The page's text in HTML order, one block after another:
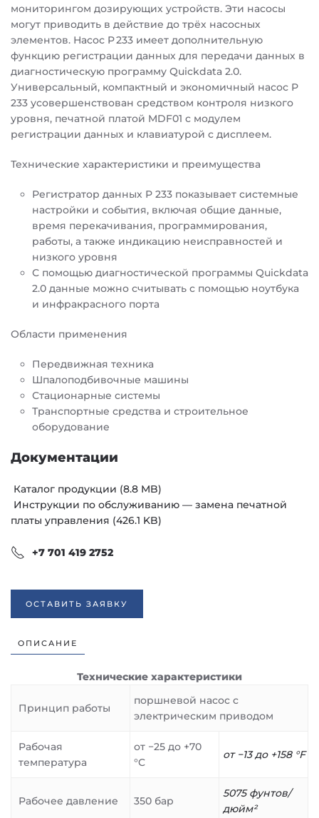
мониторингом дозирующих устройств. Эти насосы
могут приводить в действие до трёх насосных
элементов. Насос P 233 имеет дополнительную
функцию регистрации данных для передачи данных в
диагностическую программу Quickdata 2.0.
Универсальный, компактный и экономичный насос Р
233 усовершенствован средством контроля низкого
уровня, печатной платой MDF01 с модулем
регистрации данных и клавиатурой с дисплеем.
Технические характеристики и преимущества
Регистратор данных Р 233 показывает системные
настройки и события, включая общие данные,
время перекачивания, программирования,
работы, а также индикацию неисправностей и
низкого уровня
С помощью диагностической программы Quickdata
2.0 данные можно считывать с помощью ноутбука
и инфракрасного порта
Области применения
Передвижная техника
Шпалоподбивочные машины
Стационарные системы
Транспортные средства и строительное
оборудование
Документации
Каталог продукции (8.8 MB)
Инструкции по обслуживанию — замена печатной
платы управления (426.1 KB)
+7 701 419 2752
ОСТАВИТЬ ЗАЯВКУ
ОПИСАНИЕ
Технические характеристики
Принцип работы
поршневой насос с
электрическим приводом
Рабочая
температура
от −25 до +70
°C
от −13 до +158 °F
Рабочее давление 350 бар
5075 фунтов/
дюйм²